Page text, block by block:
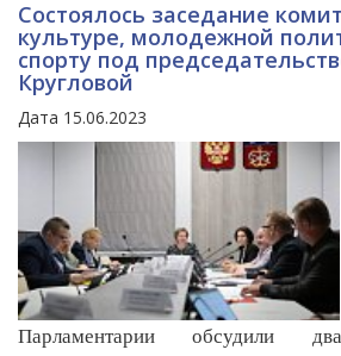
Состоялось заседание
культуре, молодежной
спорту под
Кругловой
Дата 15.06.2023
Парламентарии обсудили два